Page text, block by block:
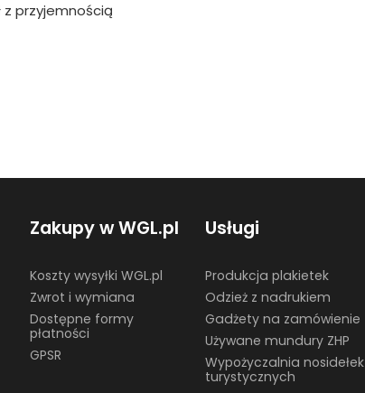
przyjemnością
Zakupy w WGL.pl
Koszty wysyłki WGL.pl
Zwrot i wymiana
Dostępne formy
płatności
GPSR
Usługi
Produkcja plakietek
Odzież z nadrukiem
Gadżety na zamówienie
Używane mundury ZHP
Wypożyczalnia nosidełek
turystycznych